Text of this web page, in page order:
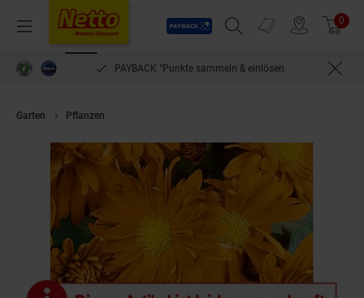
Menü
Payback
Suchfeld einblenden
Prospekte 0
PAYBACK °Punkte sammeln & einlösen
Garten Pflanzen